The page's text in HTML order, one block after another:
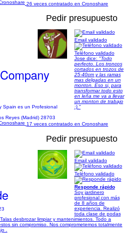
26 veces contratado en Cronoshare
Pedir presupuesto
Reyes (Madrid) 28703
Email validado
Teléfono validado
Jose dice: "Todo
perfecto. Los troncos
cortados en trozos de
25-40cm y las ramas
mas delgadas en un
monton. Eso si, para
transformar todo esto
en leña me va a llevar
un monton de trabajo
:)."
17 veces contratado en Cronoshare
Pedir presupuesto
Email validado
Teléfono validado
Responde rápido
Soy jardinero
profesional con más
de 8 años de
experiencia. Realizó
toda clase de podas
desbrozar limpiar y mantenimientos. Todo a
sin compromiso. Nos comprometemos totalmente
.